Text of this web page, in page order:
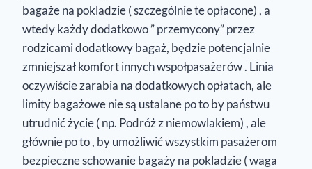
bagaże na pokladzie ( szczególnie te opłacone) , a
wtedy każdy dodatkowo ” przemycony” przez
rodzicami dodatkowy bagaż, będzie potencjalnie
zmniejszał komfort innych wspołpasażerów . Linia
oczywiście zarabia na dodatkowych opłatach, ale
limity bagażowe nie są ustalane po to by państwu
utrudnić życie ( np. Podróż z niemowlakiem) , ale
głównie po to , by umożliwić wszystkim pasażerom
bezpieczne schowanie bagaży na pokladzie ( waga